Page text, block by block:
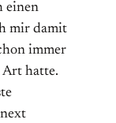
einen
mir damit
immer
Art hatte.